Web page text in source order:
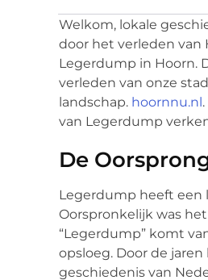
Welkom, lokale
door het verleden van
Legerdump in Hoorn.
verleden van onze
landschap. hoornnu.nl
van Legerdump
De
Legerdump heeft een
Oorspronkelijk was
“Legerdump” komt
opsloeg. Door de
geschiedenis van